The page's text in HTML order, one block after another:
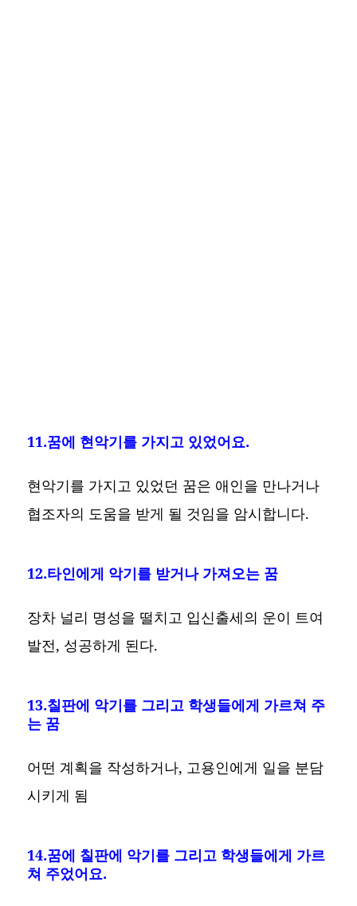
11.꿈에 현악기를 가지고 있었어요.
현악기를 가지고 있었던 꿈은 애인을 만나거나
협조자의 도움을 받게 될 것임을 암시합니다.
12.타인에게 악기를 받거나 가져오는 꿈
장차 널리 명성을 떨치고 입신출세의 운이 트여
발전, 성공하게 된다.
13.칠판에 악기를 그리고 학생들에게 가르쳐 주
는 꿈
어떤 계획을 작성하거나, 고용인에게 일을 분담
시키게 됨
14.꿈에 칠판에 악기를 그리고 학생들에게 가르
쳐 주었어요.